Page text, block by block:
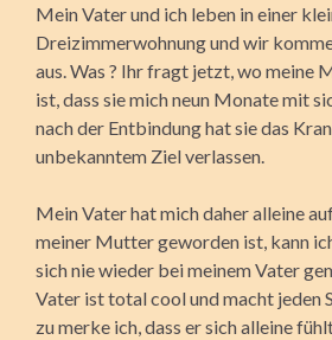
Mein Vater und ich leben in einer
Dreizimmerwohnung und wir
aus. Was ? Ihr fragt jetzt, wo meine
ist, dass sie mich neun Monate mit
nach der Entbindung hat sie das
unbekanntem Ziel verlassen.
Mein Vater hat mich daher alleine
meiner Mutter geworden ist, kann
sich nie wieder bei meinem Vater
Vater ist total cool und macht jeden
zu merke ich, dass er sich alleine